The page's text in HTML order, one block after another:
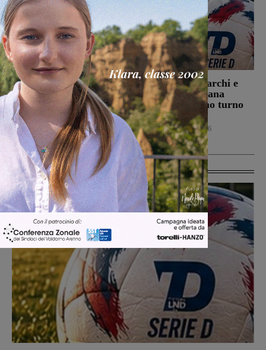
Reggello: incontro fra
l’Amministrazione e
Alia, sul tavolo le
criticità nel servizio di
raccolta rifiuti
Reggello 7 Agosto 2026
Aquila Montevarchi e
Terranova Traiana
contro nel primo turno
di Coppa Italia
Calcio 7 Agosto 2026
Ultime Calcio